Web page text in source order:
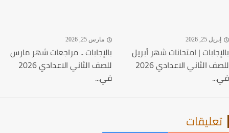
25, 2026
| امتحانات شهر أبريل
للصف الثاني الاعدادي 2026
مارس 25, 2026
بالإجابات .. مراجعات شهر مارس
للصف الثاني الاعدادي 2026
في...